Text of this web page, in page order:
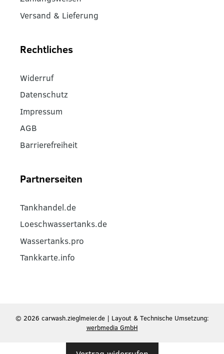
Versand & Lieferung
Rechtliches
Widerruf
Datenschutz
Impressum
AGB
Barrierefreiheit
Partnerseiten
Tankhandel.de
Loeschwassertanks.de
Wassertanks.pro
Tankkarte.info
© 2026 carwash.zieglmeier.de | Layout & Technische Umsetzung:
werbmedia GmbH